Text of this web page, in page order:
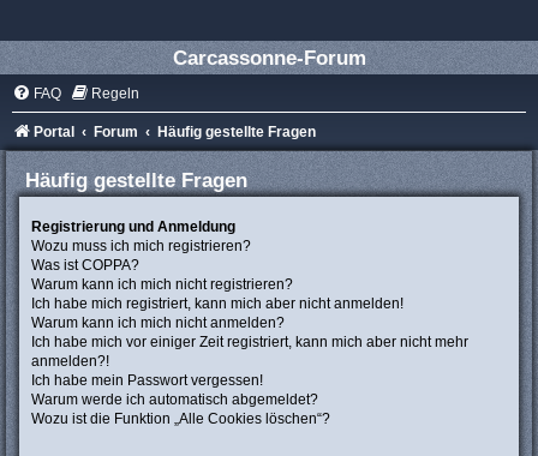
Carcassonne-Forum
FAQ Regeln
Portal Forum Häufig gestellte Fragen
Häufig gestellte Fragen
Registrierung und Anmeldung
Wozu muss ich mich registrieren?
Was ist COPPA?
Warum kann ich mich nicht registrieren?
Ich habe mich registriert, kann mich aber nicht anmelden!
Warum kann ich mich nicht anmelden?
Ich habe mich vor einiger Zeit registriert, kann mich aber nicht mehr
anmelden?!
Ich habe mein Passwort vergessen!
Warum werde ich automatisch abgemeldet?
Wozu ist die Funktion „Alle Cookies löschen“?